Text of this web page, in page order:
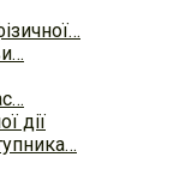
дії